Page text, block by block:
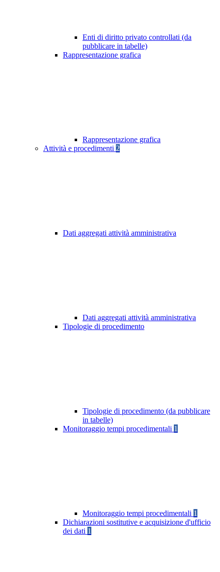
Enti di diritto privato controllati (da
pubblicare in tabelle)
Rappresentazione grafica
Rappresentazione grafica
Attività e procedimenti 2
Dati aggregati attività amministrativa
Dati aggregati attività amministrativa
Tipologie di procedimento
Tipologie di procedimento (da pubblicare
in tabelle)
Monitoraggio tempi procedimentali 1
Monitoraggio tempi procedimentali 1
Dichiarazioni sostitutive e acquisizione d'ufficio
dei dati 1